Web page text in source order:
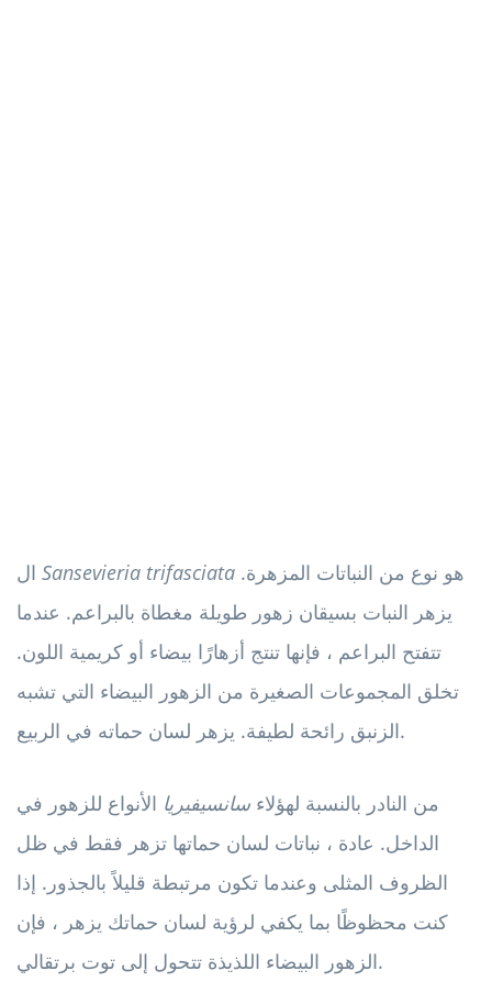
Sansevieria trifasciata
يزهر النبات بسيقان زهور طويلة مغطاة بالبراعم. عندما
تتفتح البراعم ، فإنها تنتج أزهارًا بيضاء أو كريمية اللون.
تخلق المجموعات الصغيرة من الزهور البيضاء التي تشبه
الزنبق رائحة لطيفة. يزهر لسان حماته في الربيع.
من النادر بالنسبة لهؤلاء سانسيفيريا الأنواع للزهور في
الداخل. عادة ، نباتات لسان حماتها تزهر فقط في ظل
الظروف المثلى وعندما تكون مرتبطة قليلاً بالجذور. إذا
كنت محظوظًا بما يكفي لرؤية لسان حماتك يزهر ، فإن
الزهور البيضاء اللذيذة تتحول إلى توت برتقالي.